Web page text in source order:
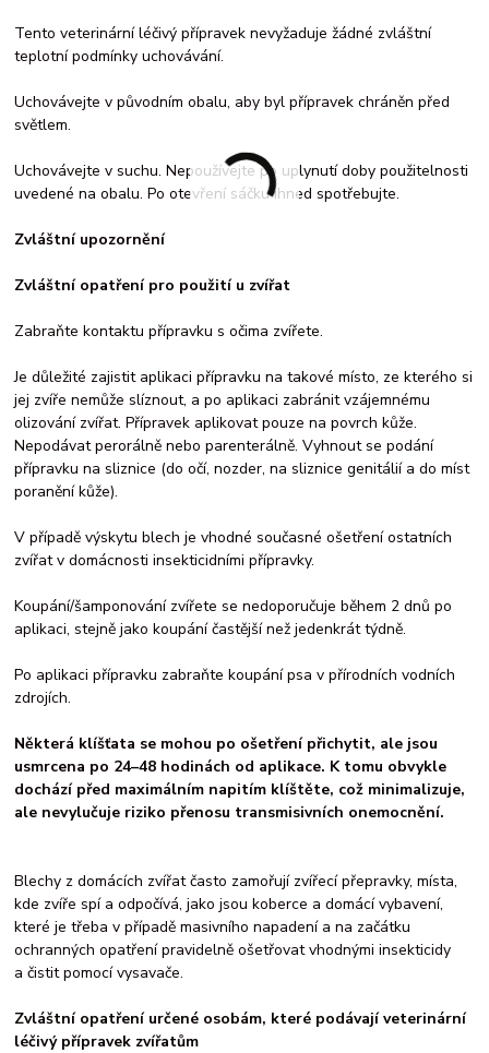
Tento veterinární léčivý přípravek nevyžaduje žádné zvláštní
teplotní podmínky uchovávání.
Uchovávejte v původním obalu, aby byl přípravek chráněn před
světlem.
Uchovávejte v suchu. Nepoužívejte po uplynutí doby použitelnosti
uvedené na obalu. Po otevření sáčku ihned spotřebujte.
Zvláštní upozornění
Zvláštní opatření pro použití u zvířat
Zabraňte kontaktu přípravku s očima zvířete.
Je důležité zajistit aplikaci přípravku na takové místo, ze kterého si
jej zvíře nemůže slíznout, a po aplikaci zabránit vzájemnému
olizování zvířat. Přípravek aplikovat pouze na povrch kůže.
Nepodávat perorálně nebo parenterálně. Vyhnout se podání
přípravku na sliznice (do očí, nozder, na sliznice genitálií a do míst
poranění kůže).
V případě výskytu blech je vhodné současné ošetření ostatních
zvířat v domácnosti insekticidními přípravky.
Koupání/šamponování zvířete se nedoporučuje během 2 dnů po
aplikaci, stejně jako koupání častější než jedenkrát týdně.
Po aplikaci přípravku zabraňte koupání psa v přírodních vodních
zdrojích.
Některá klíšťata se mohou po ošetření přichytit, ale jsou
usmrcena po 24–48 hodinách od aplikace. K tomu obvykle
dochází před maximálním napitím klíštěte, což minimalizuje,
ale nevylučuje riziko přenosu transmisivních onemocnění.
Blechy z domácích zvířat často zamořují zvířecí přepravky, místa,
kde zvíře spí a odpočívá, jako jsou koberce a domácí vybavení,
které je třeba v případě masivního napadení a na začátku
ochranných opatření pravidelně ošetřovat vhodnými insekticidy
a čistit pomocí vysavače.
Zvláštní opatření určené osobám, které podávají veterinární
léčivý přípravek zvířatům